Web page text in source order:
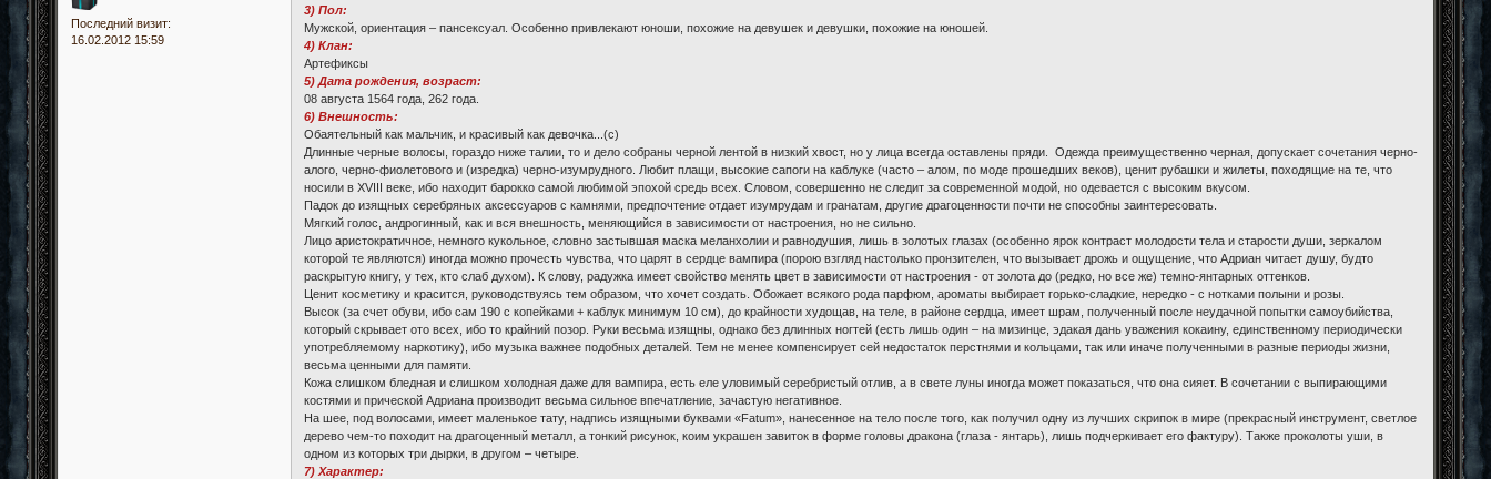
Последний визит:
16.02.2012 15:59
3) Пол:
Мужской, ориентация – пансексуал. Особенно привлекают юноши, похожие на девушек и девушки, похожие на юношей.
4) Клан:
Артефиксы
5) Дата рождения, возраст:
08 августа 1564 года, 262 года.
6) Внешность:
Обаятельный как мальчик, и красивый как девочка...(с)
Длинные черные волосы, гораздо ниже талии, то и дело собраны черной лентой в низкий хвост, но у лица всегда оставлены пряди. Одежда преимущественно черная, допускает сочетания черно-
алого, черно-фиолетового и (изредка) черно-изумрудного. Любит плащи, высокие сапоги на каблуке (часто – алом, по моде прошедших веков), ценит рубашки и жилеты, походящие на те, что
носили в XVIII веке, ибо находит барокко самой любимой эпохой средь всех. Словом, совершенно не следит за современной модой, но одевается с высоким вкусом.
Падок до изящных серебряных аксессуаров с камнями, предпочтение отдает изумрудам и гранатам, другие драгоценности почти не способны заинтересовать.
Мягкий голос, андрогинный, как и вся внешность, меняющийся в зависимости от настроения, но не сильно.
Лицо аристократичное, немного кукольное, словно застывшая маска меланхолии и равнодушия, лишь в золотых глазах (особенно ярок контраст молодости тела и старости души, зеркалом
которой те являются) иногда можно прочесть чувства, что царят в сердце вампира (порою взгляд настолько пронзителен, что вызывает дрожь и ощущение, что Адриан читает душу, будто
раскрытую книгу, у тех, кто слаб духом). К слову, радужка имеет свойство менять цвет в зависимости от настроения - от золота до (редко, но все же) темно-янтарных оттенков.
Ценит косметику и красится, руководствуясь тем образом, что хочет создать. Обожает всякого рода парфюм, ароматы выбирает горько-сладкие, нередко - с нотками полыни и розы.
Высок (за счет обуви, ибо сам 190 с копейками + каблук минимум 10 см), до крайности худощав, на теле, в районе сердца, имеет шрам, полученный после неудачной попытки самоубийства,
который скрывает ото всех, ибо то крайний позор. Руки весьма изящны, однако без длинных ногтей (есть лишь один – на мизинце, эдакая дань уважения кокаину, единственному периодически
употребляемому наркотику), ибо музыка важнее подобных деталей. Тем не менее компенсирует сей недостаток перстнями и кольцами, так или иначе полученными в разные периоды жизни,
весьма ценными для памяти.
Кожа слишком бледная и слишком холодная даже для вампира, есть еле уловимый серебристый отлив, а в свете луны иногда может показаться, что она сияет. В сочетании с выпирающими
костями и прической Адриана производит весьма сильное впечатление, зачастую негативное.
На шее, под волосами, имеет маленькое тату, надпись изящными буквами «Fatum», нанесенное на тело после того, как получил одну из лучших скрипок в мире (прекрасный инструмент, светлое
дерево чем-то походит на драгоценный металл, а тонкий рисунок, коим украшен завиток в форме головы дракона (глаза - янтарь), лишь подчеркивает его фактуру). Также проколоты уши, в
одном из которых три дырки, в другом – четыре.
7) Характер: